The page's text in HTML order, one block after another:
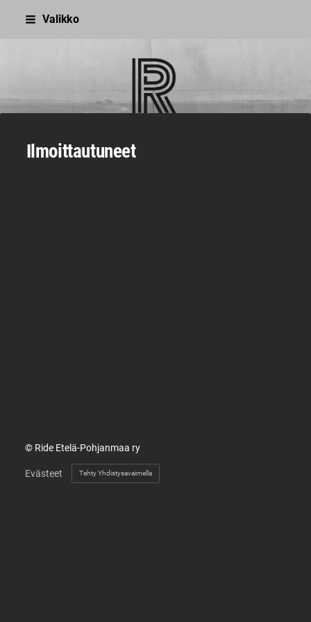
Siirry
Valikko
Sivuston etusivulle
Ilmoittautuneet
© Ride Etelä-Pohjanmaa ry
Evästeet Tehty Yhdistysavaimella